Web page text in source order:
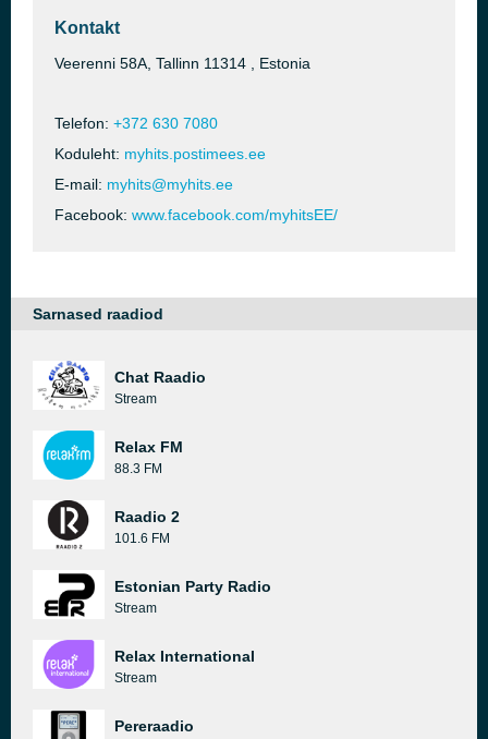
Kontakt
Veerenni 58A, Tallinn 11314 , Estonia
Telefon: +372 630 7080
Koduleht: myhits.postimees.ee
E-mail: myhits@myhits.ee
Facebook: www.facebook.com/myhitsEE/
Sarnased raadiod
Chat Raadio
Stream
Relax FM
88.3 FM
Raadio 2
101.6 FM
Estonian Party Radio
Stream
Relax International
Stream
Pereraadio